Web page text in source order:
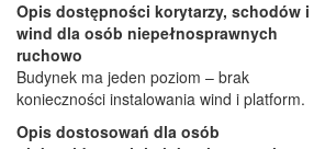
Opis dostępności korytarzy, schodów i
wind dla osób niepełnosprawnych
ruchowo
Budynek ma jeden poziom – brak
konieczności instalowania wind i platform.
Opis dostosowań dla osób